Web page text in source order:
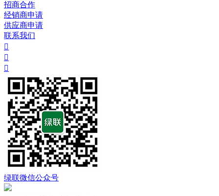
招商合作
经销商申请
供应商申请
联系我们



绿联微信公众号